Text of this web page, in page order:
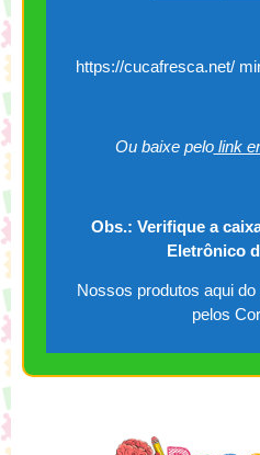
https://cucafresca.net/
Ou baixe pelolink
Obs.: Verifique a
Eletrônico
Nossos produtos aqui
pelos